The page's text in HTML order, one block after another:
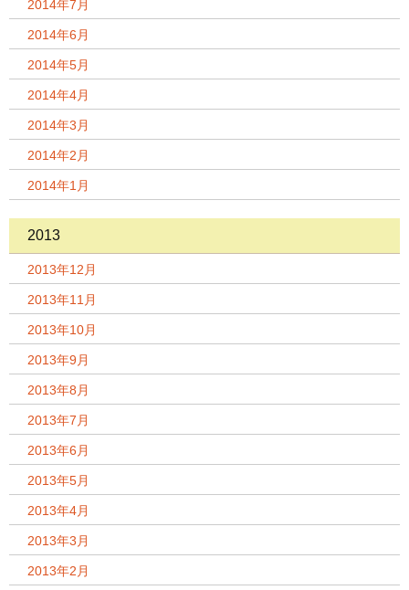
2014年7月
2014年6月
2014年5月
2014年4月
2014年3月
2014年2月
2014年1月
2013
2013年12月
2013年11月
2013年10月
2013年9月
2013年8月
2013年7月
2013年6月
2013年5月
2013年4月
2013年3月
2013年2月